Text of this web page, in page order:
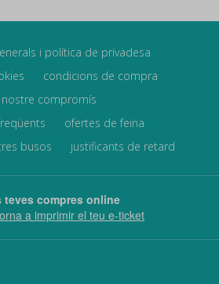
i política de privadesa
condicions de compra
nostre compromís
ofertes de feina
busos
justificants de retard
teves compres online
a imprimir el teu e-ticket